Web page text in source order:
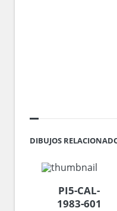
DIBUJOS
PI5-CAL-
1983-601